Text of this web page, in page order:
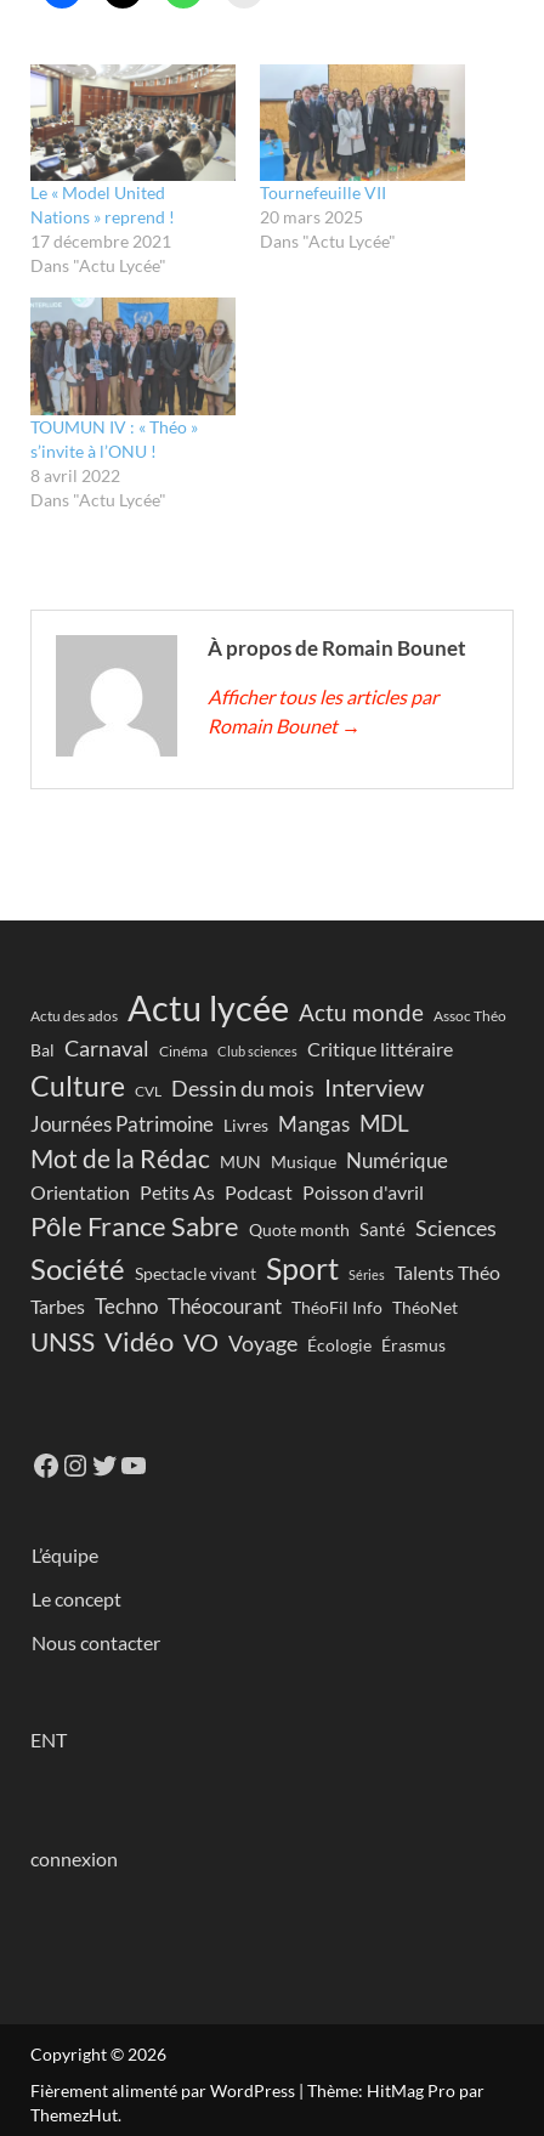
Le « Model United
Nations » reprend !
17 décembre 2021
Dans "Actu Lycée"
Tournefeuille VII
20 mars 2025
Dans "Actu Lycée"
TOUMUN IV : « Théo »
s’invite à l’ONU !
8 avril 2022
Dans "Actu Lycée"
À propos de Romain Bounet
Afficher tous les articles par
Romain Bounet →
Actu des ados Actu lycée Actu monde Assoc Théo
Bal Carnaval Cinéma Club sciences Critique littéraire
Culture CVL Dessin du mois Interview
Journées Patrimoine Livres Mangas MDL
Mot de la Rédac MUN Musique Numérique
Orientation Petits As Podcast Poisson d'avril
Pôle France Sabre Quote month Santé Sciences
Société Spectacle vivant Sport Séries
Talents Théo
Tarbes Techno Théocourant ThéoFil Info ThéoNet
UNSS Vidéo VO Voyage Écologie Érasmus
L’équipe
Le concept
Nous contacter
ENT
connexion
Copyright © 2026
Fièrement alimenté par WordPress | Thème: HitMag Pro par
ThemezHut.